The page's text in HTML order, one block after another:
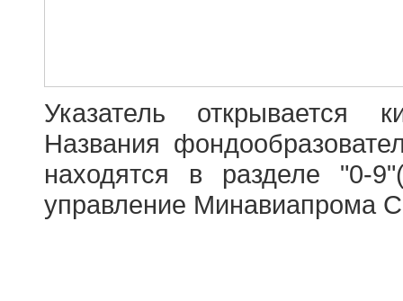
Указатель открывается
Названия
находятся в разделе "0-
управление Минавиапрома